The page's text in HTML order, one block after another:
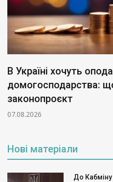
Роботодавцям
наявність
06.08.2026
Нові матеріали
До